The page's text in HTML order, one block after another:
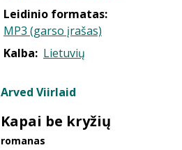
Leidinio formatas:
MP3 (garso įrašas)
Kalba: Lietuvių
Arved Viirlaid
Kapai be kryžių
romanas